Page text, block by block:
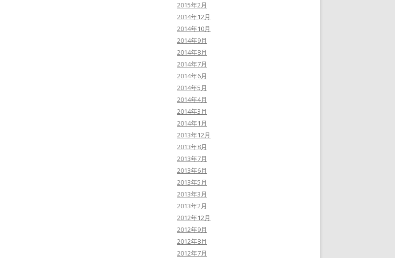
2015年2月
2014年12月
2014年10月
2014年9月
2014年8月
2014年7月
2014年6月
2014年5月
2014年4月
2014年3月
2014年1月
2013年12月
2013年8月
2013年7月
2013年6月
2013年5月
2013年3月
2013年2月
2012年12月
2012年9月
2012年8月
2012年7月